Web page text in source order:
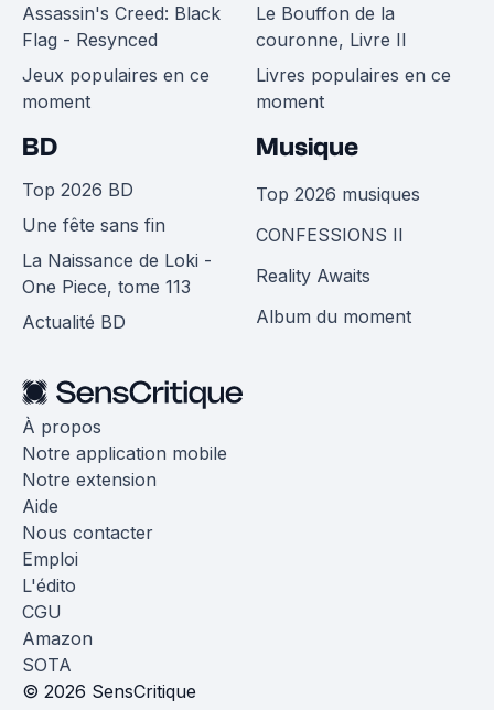
Assassin's Creed: Black
Flag - Resynced
Jeux populaires en ce
moment
Le Bouffon de la
couronne, Livre II
Livres populaires en ce
moment
BD
Top 2026 BD
Une fête sans fin
La Naissance de Loki -
One Piece, tome 113
Actualité BD
Musique
Top 2026 musiques
CONFESSIONS II
Reality Awaits
Album du moment
À propos
Notre application mobile
Notre extension
Aide
Nous contacter
Emploi
L'édito
CGU
Amazon
SOTA
© 2026 SensCritique